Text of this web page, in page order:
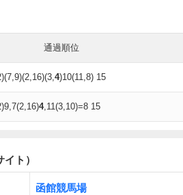
通過順位
4)10(11,8) 15
4,11(3,10)=8 15
ト）
函館競馬場